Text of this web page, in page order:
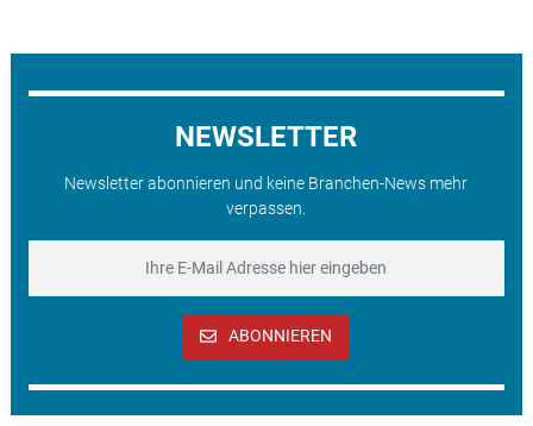
NEWSLETTER
Newsletter abonnieren und keine Branchen-News mehr
verpassen.
ABONNIEREN